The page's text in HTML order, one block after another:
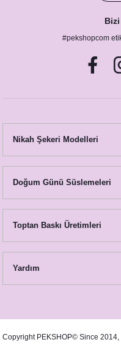
Gold Blue Yapraklı Konsept Peçetelik
#pekshopcom
Nikah Şekeri Modelleri
Doğum Günü Süslemeleri
Toptan Baskı Üretimleri
Yardım
Copyright PEKSHOP© Since 2014,